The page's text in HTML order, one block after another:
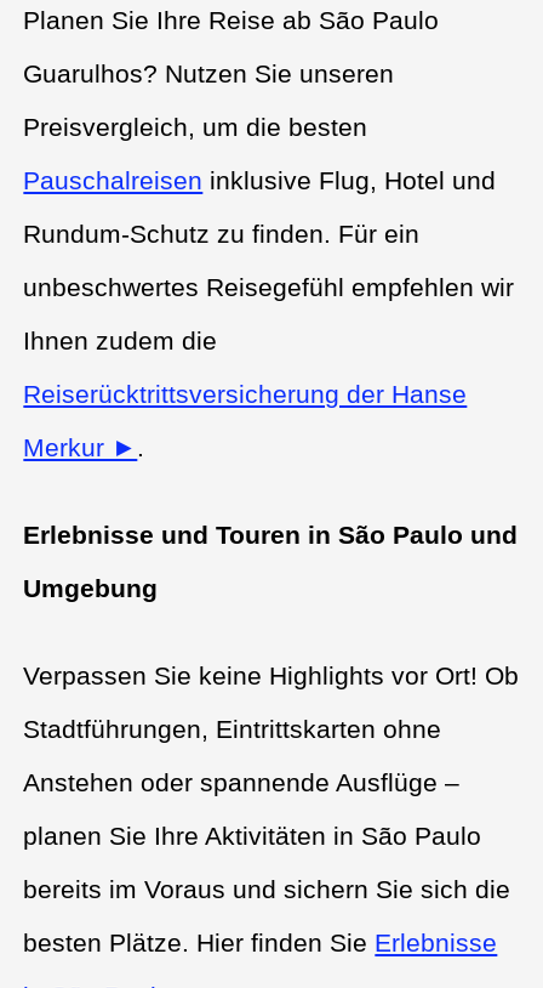
Planen Sie Ihre Reise ab São Paulo
Guarulhos? Nutzen Sie unseren
Preisvergleich, um die besten
Pauschalreisen inklusive Flug, Hotel und
Rundum-Schutz zu finden. Für ein
unbeschwertes Reisegefühl empfehlen wir
Ihnen zudem die
Reiserücktrittsversicherung der Hanse
Merkur ► .
Erlebnisse und Touren in São Paulo und
Umgebung
Verpassen Sie keine Highlights vor Ort! Ob
Stadtführungen, Eintrittskarten ohne
Anstehen oder spannende Ausflüge –
planen Sie Ihre Aktivitäten in São Paulo
bereits im Voraus und sichern Sie sich die
besten Plätze. Hier finden Sie Erlebnisse